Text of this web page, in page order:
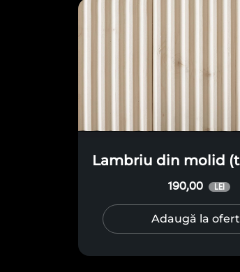
Lambriu din molid
190,00 LEI
Adaugă la